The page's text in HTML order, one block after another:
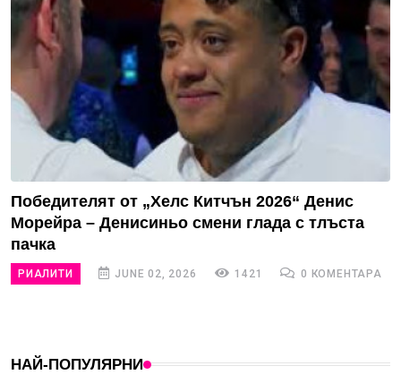
Победителят от „Хелс Китчън 2026“ Денис
Морейра – Денисиньо смени глада с тлъста
пачка
РИАЛИТИ JUNE 02, 2026 1421 0 КОМЕНТАРА
НАЙ-ПОПУЛЯРНИ